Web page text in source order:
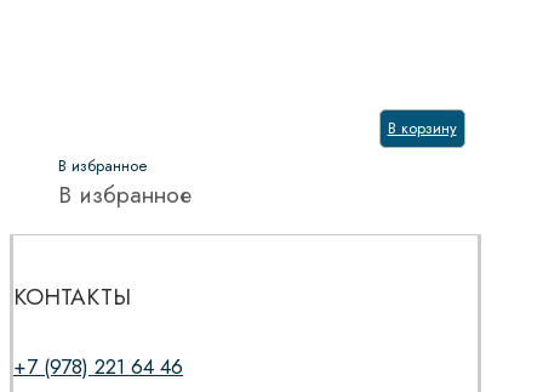
В корзину
В избранное
В избранное
КОНТАКТЫ
+7 (978) 221 64 46